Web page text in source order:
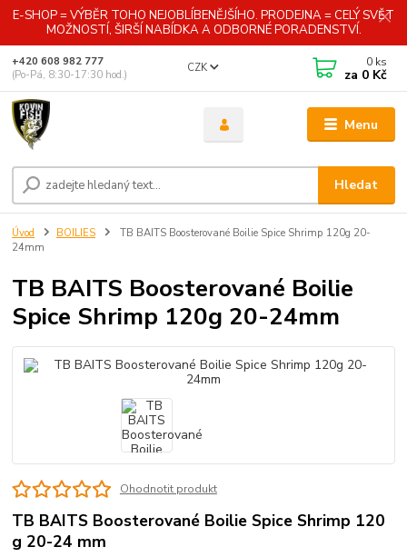
E-SHOP = VÝBĚR TOHO NEJOBLÍBENĚJŠÍHO. PRODEJNA = CELÝ SVĚT
MOŽNOSTÍ, ŠIRŠÍ NABÍDKA A ODBORNÉ PORADENSTVÍ.
Menu
CZK
Hledat
+420 608 982 777
(Po-Pá, 8:30-17:30 hod.)
0 ks
za 0 Kč
Úvod BOILIES
TB BAITS Boosterované Boilie Spice Shrimp 120g 20-
24mm
TB BAITS Boosterované Boilie
Spice Shrimp 120g 20-24mm
Ohodnotit produkt
TB BAITS Boosterované Boilie Spice Shrimp 120
g 20-24 mm